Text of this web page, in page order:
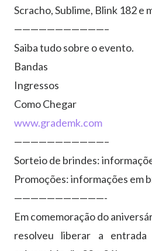
Scracho, Sublime, Blink 182 e
———————————–
Saiba tudo sobre o evento.
Bandas
Ingressos
Como Chegar
www.grademk.com
———————————–
Sorteio de brindes:
Promoções: informações em
———————————-
Em comemoração do
resolveu liberar a